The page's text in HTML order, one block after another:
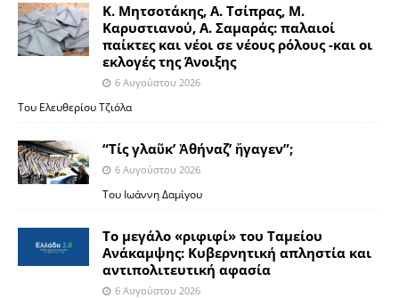
Κ. Μητσοτάκης, Α. Τσίπρας, Μ.
Καρυστιανού, Α. Σαμαράς: παλαιοί
παίκτες και νέοι σε νέους ρόλους -και οι
εκλογές της Άνοιξης
6 Αυγούστου 2026
Του Ελευθερίου Τζιόλα
“Τίς γλαῦκ’ Ἀθήναζ’ ἤγαγεν”;
6 Αυγούστου 2026
Του Ιωάννη Δαμίγου
Το μεγάλο «ριφιφί» του Ταμείου
Ανάκαμψης: Κυβερνητική απληστία και
αντιπολιτευτική αφασία
6 Αυγούστου 2026